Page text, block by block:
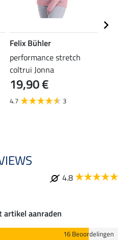
Felix Bühler
performance stretch
coltrui Jonna
19,90 €
4.7 3
4.8
artikel aanraden
16 Beoordelingen